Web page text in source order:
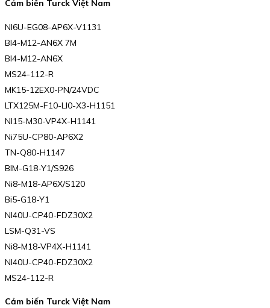
Cảm biến Turck Việt Nam
NI6U-EG08-AP6X-V1131
BI4-M12-AN6X 7M
BI4-M12-AN6X
MS24-112-R
MK15-12EX0-PN/24VDC
LTX125M-F10-LI0-X3-H1151
NI15-M30-VP4X-H1141
Ni75U-CP80-AP6X2
TN-Q80-H1147
BIM-G18-Y1/S926
Ni8-M18-AP6X/S120
Bi5-G18-Y1
NI40U-CP40-FDZ30X2
LSM-Q31-VS
Ni8-M18-VP4X-H1141
NI40U-CP40-FDZ30X2
MS24-112-R
Cảm biến Turck Việt Nam